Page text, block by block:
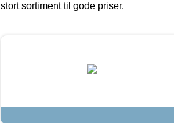
stort sortiment til gode priser.